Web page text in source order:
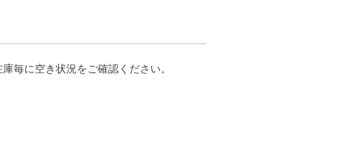
毎に空き状況をご確認ください。